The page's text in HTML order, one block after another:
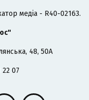
медіа - R40-02163.
48, 50А
07